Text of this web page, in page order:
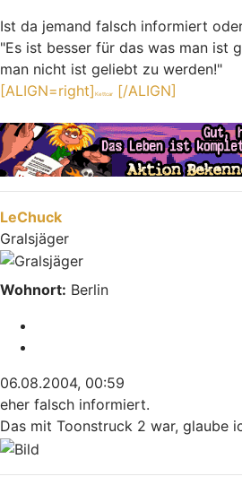
Ist da jemand falsch informiert
"Es ist besser für das was man ist
man nicht ist geliebt zu werden!"
[ALIGN=right] Kettcar [/ALIGN]
LeChuck
Gralsjäger
Wohnort: Berlin
06.08.2004, 00:59
eher falsch informiert.
Das mit Toonstruck 2 war, glaube